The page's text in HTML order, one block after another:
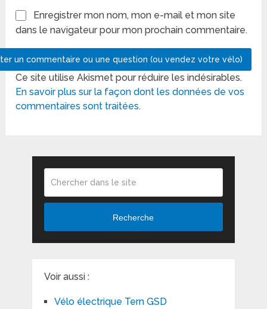
Enregistrer mon nom, mon e-mail et mon site
dans le navigateur pour mon prochain commentaire.
Ce site utilise Akismet pour réduire les indésirables.
En savoir plus sur la façon dont les données de vos
commentaires sont traitées.
Recherche
Voir aussi :
Vélo électrique Tern GSD